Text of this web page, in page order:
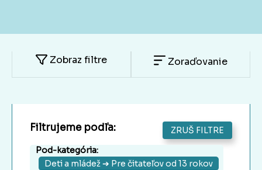
Zobraz filtre Zoraďovanie
Filtrujeme podľa:
ZRUŠ FILTRE
Pod-kategória:
Deti a mládež ➔ Pre čitateľov od 13 rokov